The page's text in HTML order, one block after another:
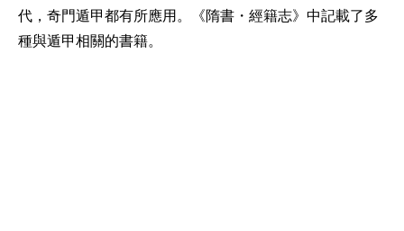
代，奇門遁甲都有所應用。《隋書・經籍志》中記載了多
種與遁甲相關的書籍。